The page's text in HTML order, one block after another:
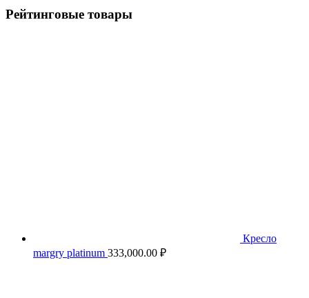
Рейтинговые товары
Кресло
margry platinum 333,000.00 ₽